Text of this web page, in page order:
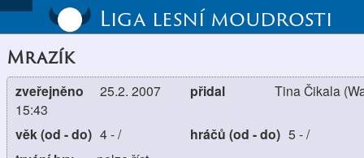
Liga lesní moudrosti
Mrazík
zveřejněno
25.2. 2007
15:43
přidal Tina Čikala
věk (od - do) 4-/ hráčů (od - do) 5 -/